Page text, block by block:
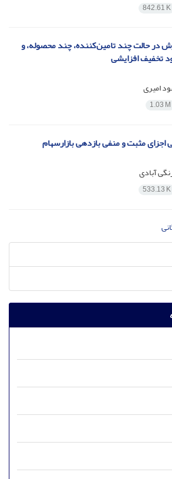
842.61 K
حالت چند تامین‌کننده، چند محصوله، و
تخفیف افزایشی
امیری
1.03 M
مثبت و منفی بازدهی بازارسهام
آبادی
533.13 K